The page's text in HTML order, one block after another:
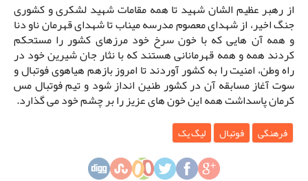
از رهبر عظیم الشان شهید تا همه مقامات شهید لشکری و کشوری
جنگ اخیر، از شهدای معصوم مدرسه میناب تا شهدای قهرمان ناو دنا
و همه آن هایی که با خون سرخ خود مرزهای کشور را مستحکم
کردند همه و همه قهرمانانی هستند که با نثار جان شیرین خود در
راه وطن، امنیت را به کشور آوردند تا امروز بازهم هیاهوی فوتبال و
سوت آغاز مسابقه آن در کشور طنین انداز شود و تیم فوتبال مس
کرمان پاسداشت همه این خون های عزیز را بر چشم خود می گذارد.
فرهنگی فوتبال لیگ یک